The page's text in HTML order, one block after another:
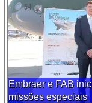
Embraer e FAB
missões especiais